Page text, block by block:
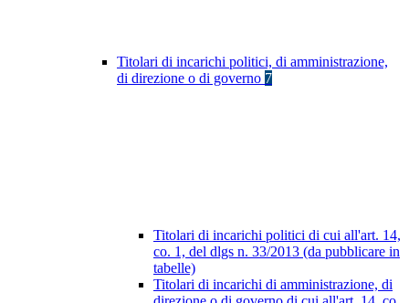
Titolari di incarichi politici, di amministrazione,
di direzione o di governo 7
Titolari di incarichi politici di cui all'art. 14,
co. 1, del dlgs n. 33/2013 (da pubblicare in
tabelle)
Titolari di incarichi di amministrazione, di